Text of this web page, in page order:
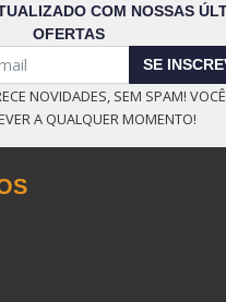
COM NOSSAS
OFERTAS
SE
NOVIDADES, SEM SPAM!
A QUALQUER MOMENTO!